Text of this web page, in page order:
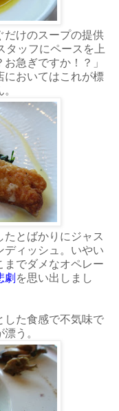
だけのスープの提供
タッフにペースを上
急ぎですか！？」
においてはこれが標
とばかりにジャス
ディッシュ。いやい
までダメなオペレー
劇 を思い出しまし
した食感で不気味で
う。